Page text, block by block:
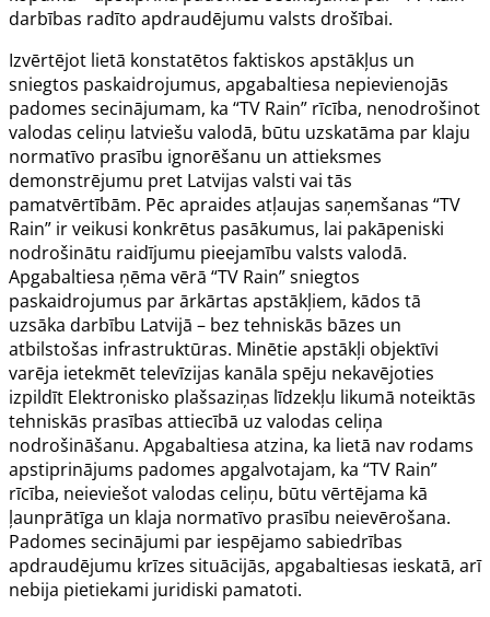
darbības radīto apdraudējumu valsts drošībai.
Izvērtējot lietā konstatētos faktiskos apstākļus un
sniegtos paskaidrojumus, apgabaltiesa nepievienojās
padomes secinājumam, ka “TV Rain” rīcība, nenodrošinot
valodas celiņu latviešu valodā, būtu uzskatāma par klaju
normatīvo prasību ignorēšanu un attieksmes
demonstrējumu pret Latvijas valsti vai tās
pamatvērtībām. Pēc apraides atļaujas saņemšanas “TV
Rain” ir veikusi konkrētus pasākumus, lai pakāpeniski
nodrošinātu raidījumu pieejamību valsts valodā.
Apgabaltiesa ņēma vērā “TV Rain” sniegtos
paskaidrojumus par ārkārtas apstākļiem, kādos tā
uzsāka darbību Latvijā – bez tehniskās bāzes un
atbilstošas infrastruktūras. Minētie apstākļi objektīvi
varēja ietekmēt televīzijas kanāla spēju nekavējoties
izpildīt Elektronisko plašsaziņas līdzekļu likumā noteiktās
tehniskās prasības attiecībā uz valodas celiņa
nodrošināšanu. Apgabaltiesa atzina, ka lietā nav rodams
apstiprinājums padomes apgalvotajam, ka “TV Rain”
rīcība, neieviešot valodas celiņu, būtu vērtējama kā
ļaunprātīga un klaja normatīvo prasību neievērošana.
Padomes secinājumi par iespējamo sabiedrības
apdraudējumu krīzes situācijās, apgabaltiesas ieskatā, arī
nebija pietiekami juridiski pamatoti.